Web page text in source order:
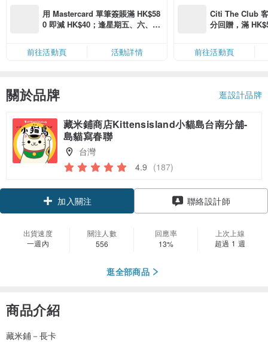
用 Mastercard 單筆簽賬滿 HK$58
0 即減 HK$40；逢星期五、六、日
限，額滿即止，僅限「常用信用
卡」結帳）
前往活動頁 活動詳情
Citi The Club
分回贈，滿
前往活動頁
關於品牌 逛設計品牌
藏米鋪商店Kittensisland小貓島台南分舖-
島貓寫春聯
台灣
4.9 (187)
加入關注 聯絡設計師
出貨速度
一週內
關注人數
556
回應率
13%
上次上線
超過 1 週
逛全部商品
商品介紹
藏米鋪－長卡